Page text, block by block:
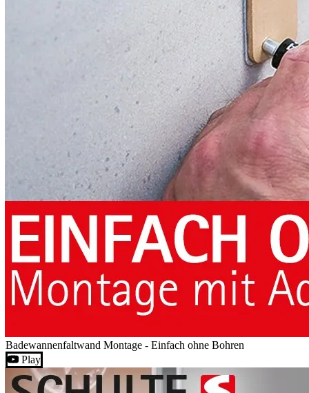
Badewannenfaltwand Montage - Einfach ohne Bohren
Play